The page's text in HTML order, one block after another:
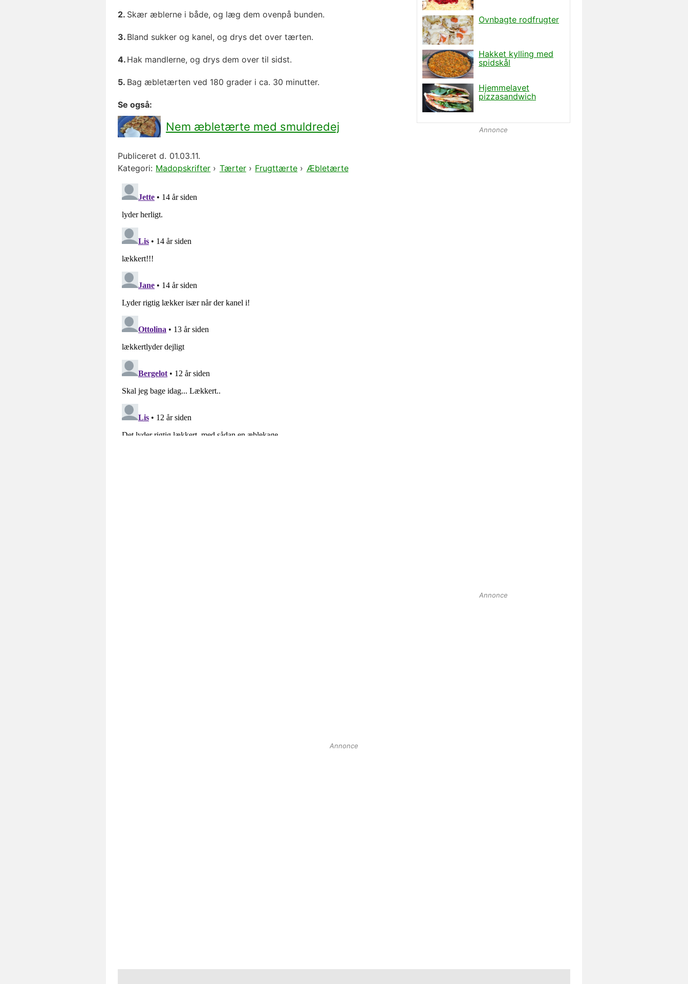
Skær æblerne i både, og læg dem ovenpå bunden.
Bland sukker og kanel, og drys det over tærten.
Hak mandlerne, og drys dem over til sidst.
Bag æbletærten ved 180 grader i ca. 30 minutter.
Se også:
Nem æbletærte med smuldredej
Publiceret d. 01.03.11.
Kategori: Madopskrifter › Tærter› Frugttærte › Æbletærte
Annonce
Annonce
Annonce